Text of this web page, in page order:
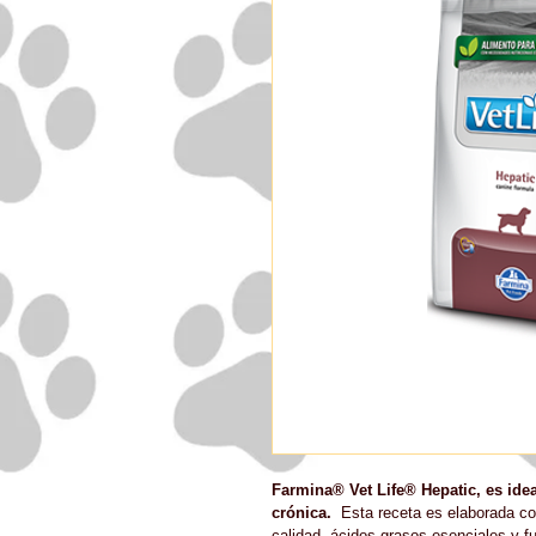
Farmina® Vet Life® Hepatic, es
crónica.
Esta receta es elaborada